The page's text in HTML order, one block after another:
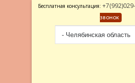
Бесплатная консультация:
ЗВОНОК